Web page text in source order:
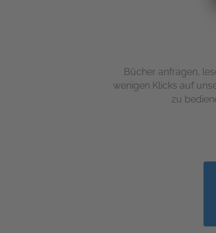
Bücher anfragen,
wenigen Klicks auf
zu